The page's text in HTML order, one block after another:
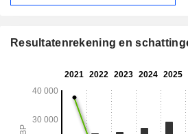
Resultatenrekening en